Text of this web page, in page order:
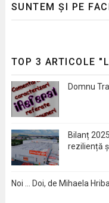
SUNTEM ȘI PE
TOP 3 ARTICOLE
Domnu
Bilanț
reziliență
Noi … Doi, de Mihaela